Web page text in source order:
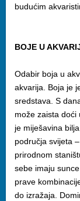
budućim
BOJE U
Odabir boja u
akvarija. Boja je
sredstava. S
može zaista doći
je miješavina
područja svijeta
prirodnom
sebe imaju
prave
do izražaja.